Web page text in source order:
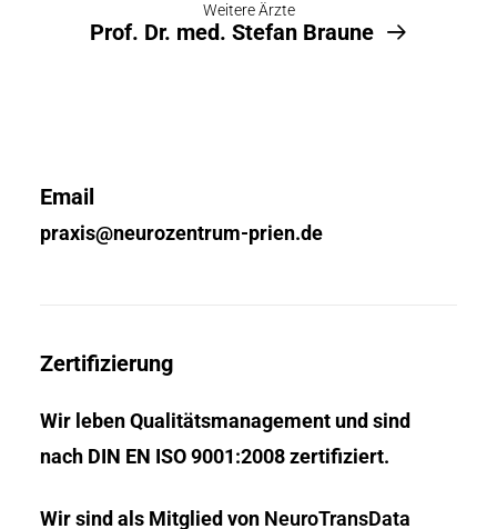
Weitere Ärzte
Prof. Dr. med. Stefan Braune
Email
praxis@neurozentrum-prien.de
Zertifizierung
Wir leben Qualitätsmanagement und sind
nach DIN EN ISO 9001:2008 zertifiziert.
Wir sind als Mitglied von NeuroTransData